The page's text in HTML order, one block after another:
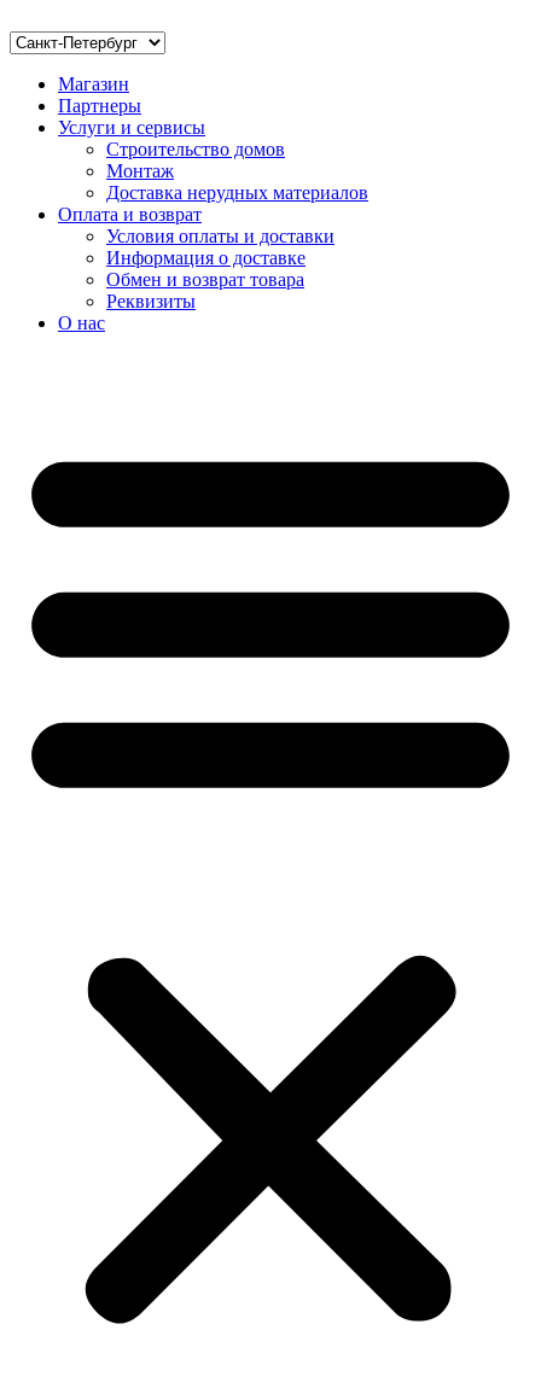
Магазин
Партнеры
Услуги и сервисы
Строительство домов
Монтаж
Доставка нерудных материалов
Оплата и возврат
Условия оплаты и доставки
Информация о доставке
Обмен и возврат товара
Реквизиты
О нас